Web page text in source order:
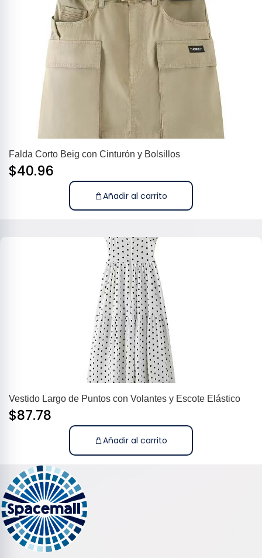
Falda Corto Beig con Cinturón y Bolsillos
$40.96
Añadir al carrito
Vestido Largo de Puntos con Volantes y Escote Elástico
$87.78
Añadir al carrito